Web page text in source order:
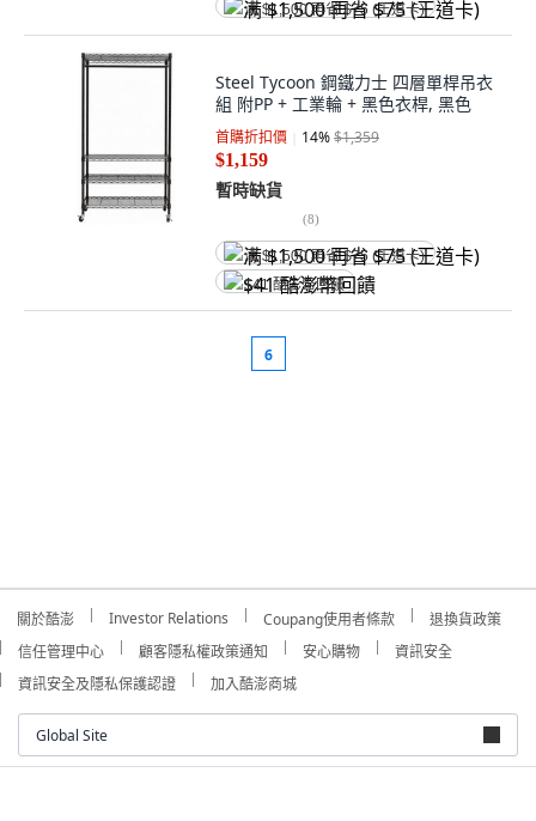
满 $1,500 再省 $75 (王道卡)
Steel Tycoon 鋼鐵力士 四層單桿吊衣
組 附PP + 工業輪 + 黑色衣桿, 黑色
首購折扣價 14%$1,359
$1,159
暫時缺貨
(8)
满 $1,500 再省 $75 (王道卡)
$41 酷澎幣回饋
6
關於酷澎 Investor Relations Coupang使用者條款
退換貨政策
信任管理中心
顧客隱私權政策通知 安心購物
資訊安全
資訊安全及隱私保護認證
加入酷澎商城
Global Site